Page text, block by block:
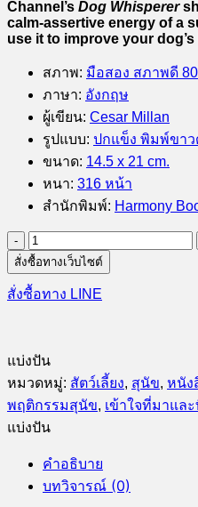
Channel’s Dog Whisperer
calm-assertive energy of a
use it to improve your
สภาพ: มือสอง สภาพดี
ภาษา: อังกฤษ
ผู้เขียน: Cesar Millan
รูปแบบ: ปกแข็ง พิมพ์ขาว
ขนาด: 14.5 x 21 cm.
หนา: 316 หน้า
สำนักพิมพ์: Harmony
จำนวน
Be
the
Pack
Way
Transform
Your
Dog
.
.
and
สั่งซื้อทางเว็บไซต์
สั่งซื้อทาง LINE
แบ่งปัน
หมวดหมู่: สัตว์เลี้ยง, สุนัข, หนัง
พฤติกรรมสุนัข, เข้าใจที่มาแล
แบ่งปัน
คำอธิบาย
บทวิจารณ์ (0)